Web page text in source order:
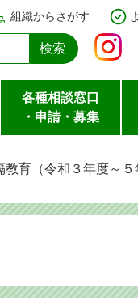
組織からさがす
各種相談窓口
・申請・募集
教育（令和３年度～５